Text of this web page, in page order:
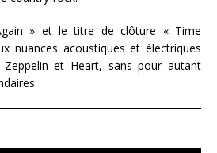
» et le titre de clôture « Time
nuances acoustiques et électriques
et Heart, sans pour autant